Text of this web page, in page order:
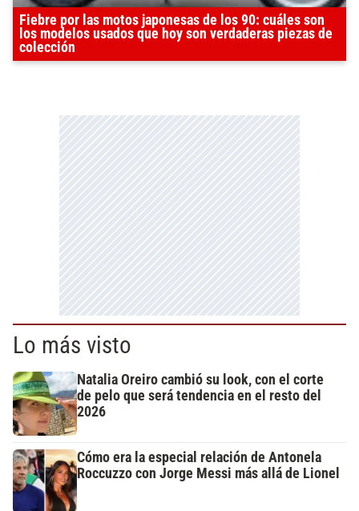
Fiebre por las motos japonesas de los 90: cuáles son
los modelos usados que hoy son verdaderas piezas de
colección
Lo más visto
Natalia Oreiro cambió su look, con el corte
de pelo que será tendencia en el resto del
2026
Cómo era la especial relación de Antonela
Roccuzzo con Jorge Messi más allá de Lionel